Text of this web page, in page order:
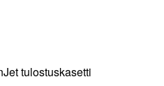
tulostuskasetti